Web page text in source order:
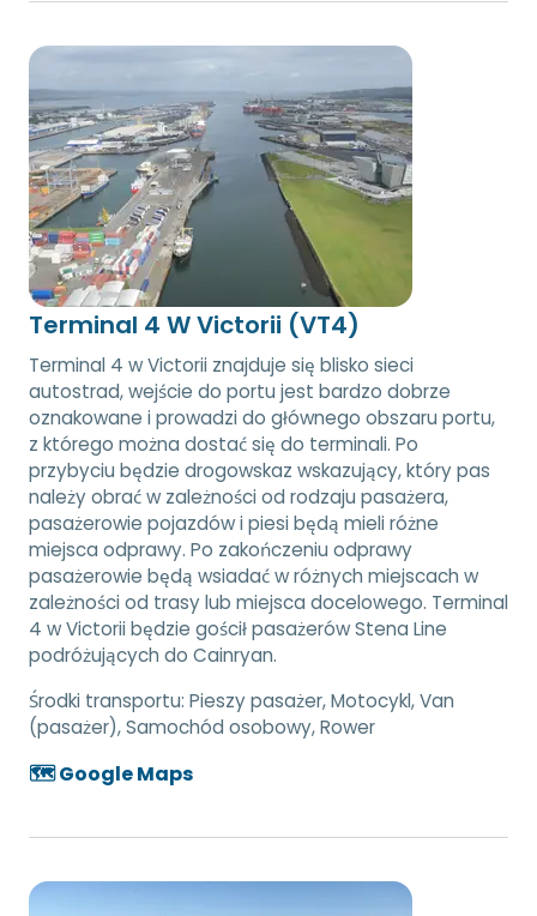
Terminal 4 W Victorii (VT4)
Terminal 4 w Victorii znajduje się blisko sieci
autostrad, wejście do portu jest bardzo dobrze
oznakowane i prowadzi do głównego obszaru portu,
z którego można dostać się do terminali. Po
przybyciu będzie drogowskaz wskazujący, który pas
należy obrać w zależności od rodzaju pasażera,
pasażerowie pojazdów i piesi będą mieli różne
miejsca odprawy. Po zakończeniu odprawy
pasażerowie będą wsiadać w różnych miejscach w
zależności od trasy lub miejsca docelowego. Terminal
4 w Victorii będzie gościł pasażerów Stena Line
podróżujących do Cainryan.
Środki transportu: Pieszy pasażer, Motocykl, Van
(pasażer), Samochód osobowy, Rower
🗺️ Google Maps